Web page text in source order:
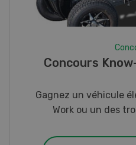
Photo mystère
Gagnez l’un des cinq